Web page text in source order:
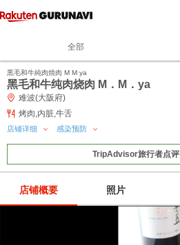
全部
黒毛和牛純肉焼肉 M M ya
黑毛和牛纯肉烧肉 M．M．ya
难波(大阪府)
烤肉,内脏,牛舌
店铺详细 感染预防
TripAdvisor旅行者点评
店铺概要 照片